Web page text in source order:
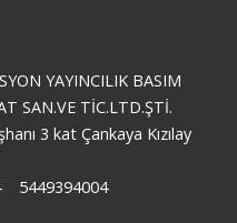
YAYINCILIK BASIM
SAN.VE TİC.LTD.ŞTİ.
3 kat Çankaya Kızılay
5449394004